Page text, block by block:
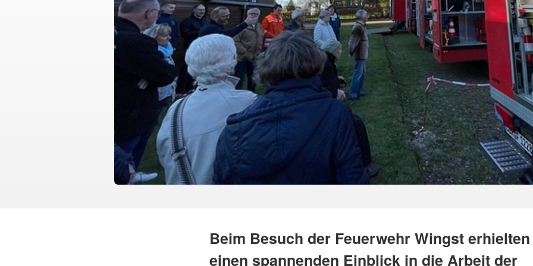
Beim Besuch der Feuerwehr Wingst
einen spannenden Einblick in die Arbeit der